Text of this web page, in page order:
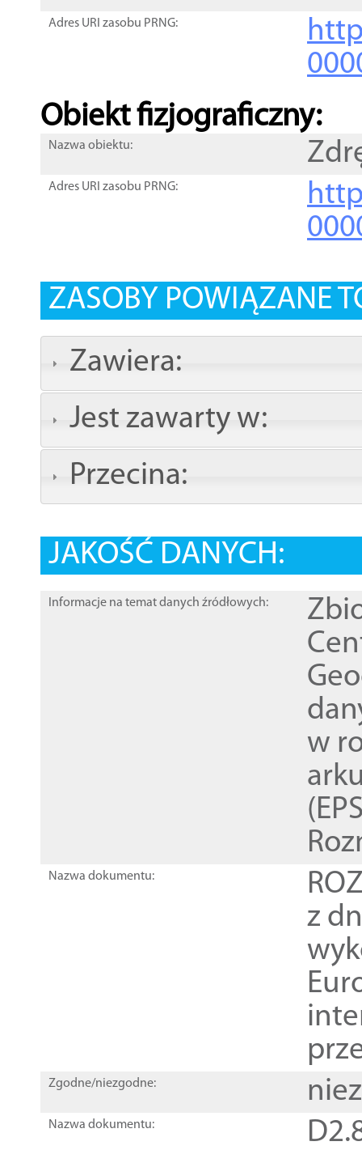
Adres URI zasobu PRNG:
Obiekt fizjograficzny:
Nazwa obiektu:
Adres URI zasobu PRNG:
ZASOBY POWIĄZANE
Zawiera:
Jest zawarty w:
Przecina:
JAKOŚĆ DANYCH:
Informacje na temat danych źródłowych:
w
Nazwa dokumentu:
z
Zgodne/niezgodne:
Nazwa dokumentu: